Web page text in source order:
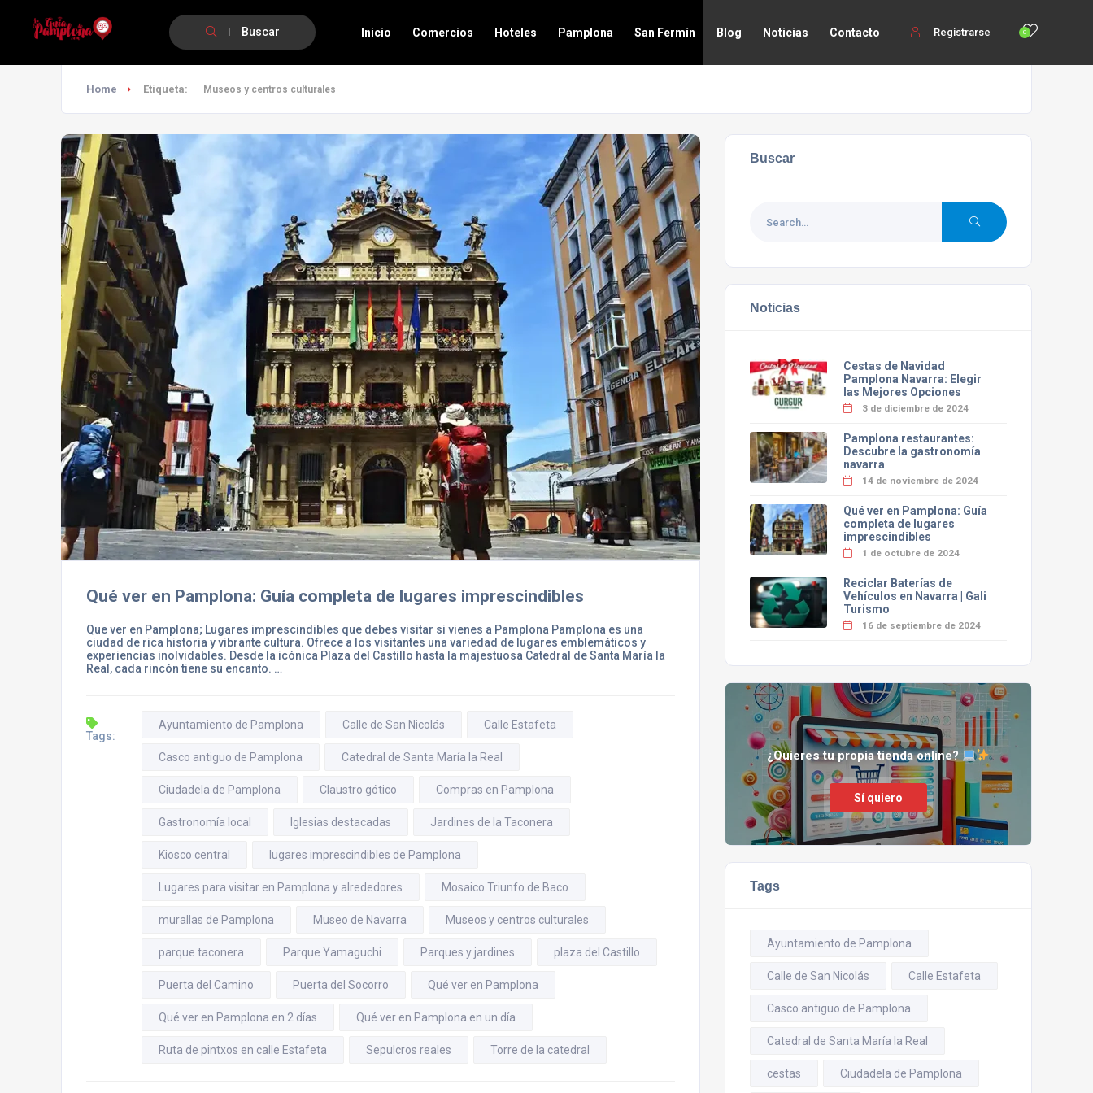
Buscar 0
Registrarse
Inicio Comercios Hoteles Pamplona San Fermín Blog Noticias Contacto
Home Etiqueta: Museos y centros culturales
Qué ver en Pamplona: Guía completa de lugares imprescindibles
Que ver en Pamplona; Lugares imprescindibles que debes visitar si vienes a Pamplona Pamplona es una
ciudad de rica historia y vibrante cultura. Ofrece a los visitantes una variedad de lugares emblemáticos y
experiencias inolvidables. Desde la icónica Plaza del Castillo hasta la majestuosa Catedral de Santa María la
Real, cada rincón tiene su encanto. …
Tags:
Ayuntamiento de Pamplona Calle de San Nicolás Calle Estafeta
Casco antiguo de Pamplona Catedral de Santa María la Real
Ciudadela de Pamplona Claustro gótico Compras en Pamplona
Gastronomía local Iglesias destacadas Jardines de la Taconera
Kiosco central lugares imprescindibles de Pamplona
Lugares para visitar en Pamplona y alrededores Mosaico Triunfo de Baco
murallas de Pamplona Museo de Navarra Museos y centros culturales
parque taconera Parque Yamaguchi Parques y jardines plaza del Castillo
Puerta del Camino Puerta del Socorro Qué ver en Pamplona
Qué ver en Pamplona en 2 días Qué ver en Pamplona en un día
Ruta de pintxos en calle Estafeta Sepulcros reales Torre de la catedral
Buscar
Noticias
Cestas de Navidad
Pamplona Navarra: Elegir
las Mejores Opciones
3 de diciembre de 2024
Pamplona restaurantes:
Descubre la gastronomía
navarra
14 de noviembre de 2024
Qué ver en Pamplona: Guía
completa de lugares
imprescindibles
1 de octubre de 2024
Reciclar Baterías de
Vehículos en Navarra | Gali
Turismo
16 de septiembre de 2024
¿Quieres tu propia tienda online?
Sí quiero
Tags
Ayuntamiento de Pamplona
Calle de San Nicolás Calle Estafeta
Casco antiguo de Pamplona
Catedral de Santa María la Real
cestas Ciudadela de Pamplona